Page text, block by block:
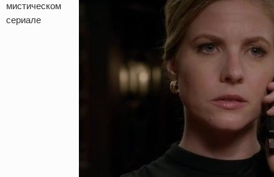
мистическом
сериале